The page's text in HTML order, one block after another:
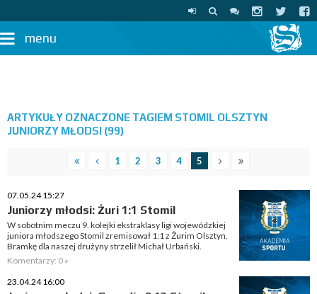
menu
ARTYKUŁY OZNACZONE TAGIEM STOMIL OLSZTYN
JUNIORZY MŁODSI (99)
1 2 3 4 5
07.05.24 15:27
Juniorzy młodsi: Żuri 1:1 Stomil
W sobotnim meczu 9. kolejki ekstraklasy ligi wojewódzkiej
juniora młodszego Stomil zremisował 1:1 z Żurim Olsztyn.
Bramkę dla naszej drużyny strzelił Michał Urbański.
Komentarzy: 0 »
23.04.24 16:00